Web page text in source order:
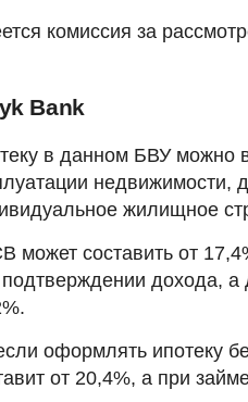
комиссия за
Bank
в данном БВУ можно
недвижимости,
жилищное
может составить от
дохода, а
оформлять ипотеку
от 20,4%, а при